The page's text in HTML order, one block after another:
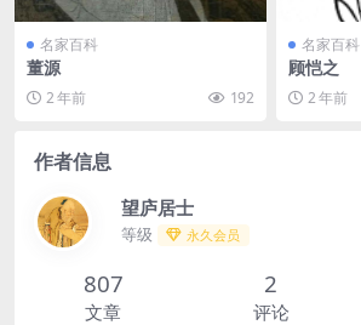
名家百科
董源
2 年前 192
名家百科
顾恺之
2 年前
作者信息
望庐居士
等级 永久会员
807
文章
2
评论